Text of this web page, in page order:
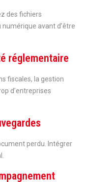
des fichiers
avant d’être
réglementaire
fiscales, la gestion
d’entreprises
perdu. Intégrer